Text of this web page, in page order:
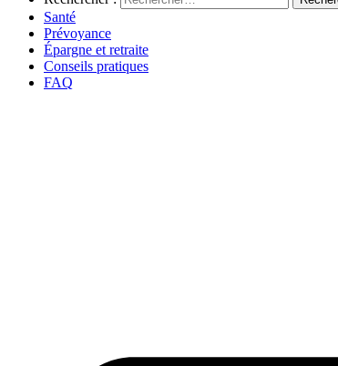
Santé
Prévoyance
Épargne et retraite
Conseils pratiques
FAQ